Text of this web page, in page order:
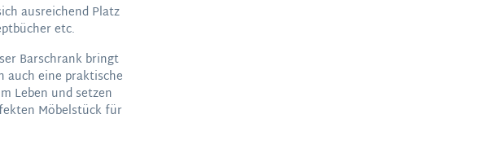
ausreichend Platz
etc.
Barschrank bringt
auch eine praktische
Leben und setzen
Möbelstück für